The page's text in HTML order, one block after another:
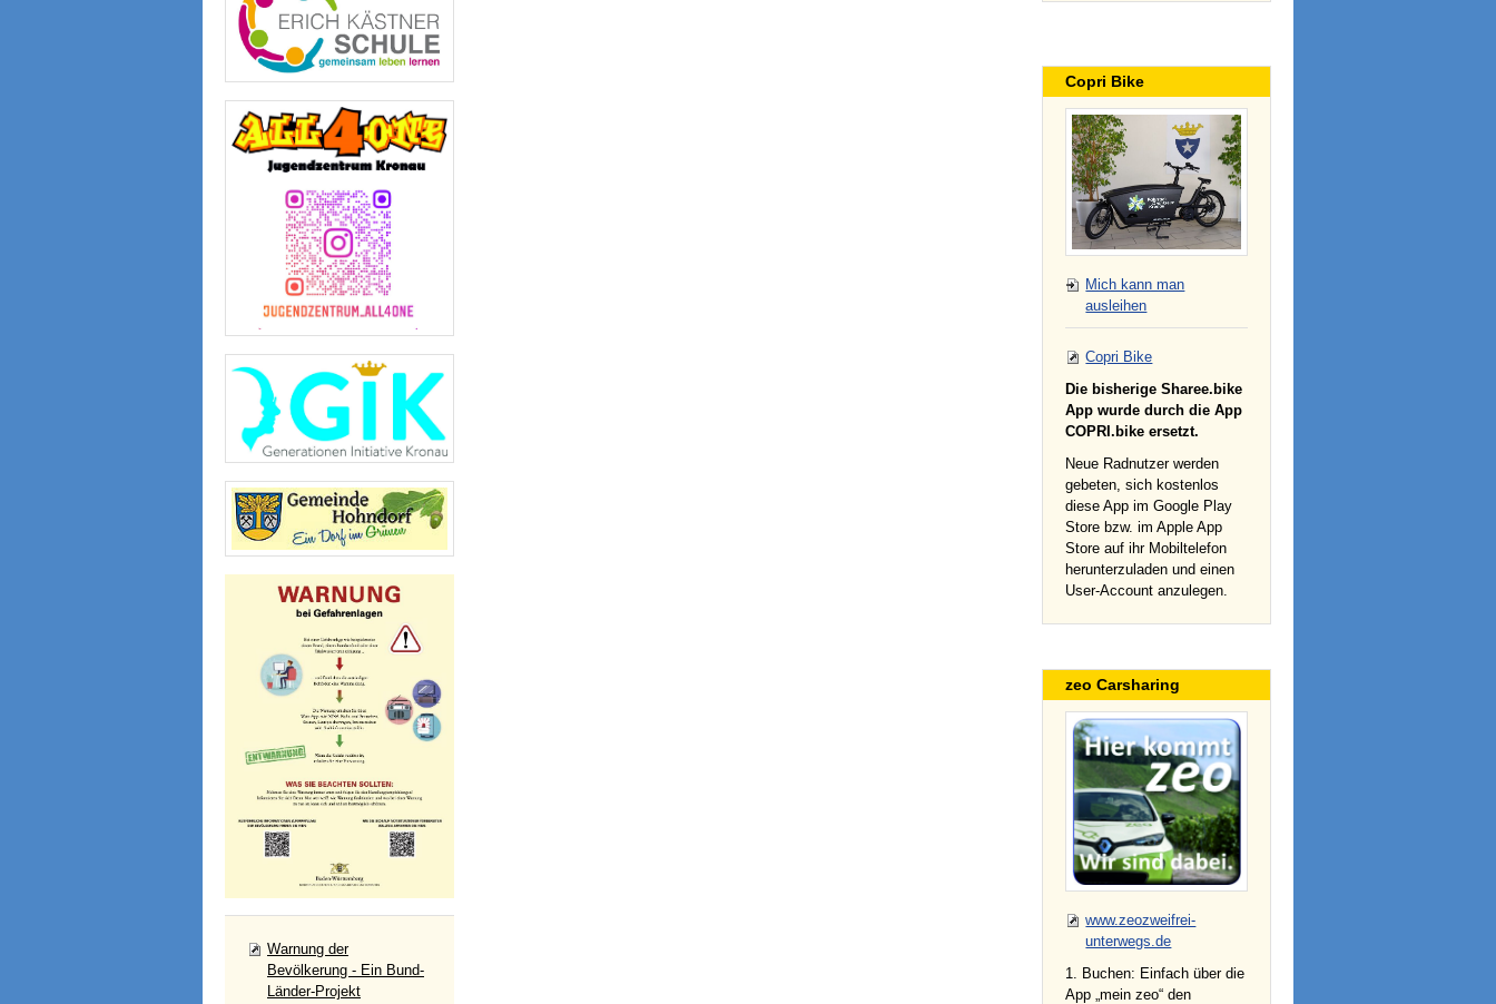
Warnung der
Bevölkerung - Ein Bund-
Länder-Projekt
Copri Bike
Mich kann man
ausleihen
Copri Bike
Die bisherige Sharee.bike
App wurde durch die App
COPRI.bike ersetzt.
Neue Radnutzer werden
gebeten, sich kostenlos
diese App im Google Play
Store bzw. im Apple App
Store auf ihr Mobiltelefon
herunterzuladen und einen
User-Account anzulegen.
zeo Carsharing
www.zeozweifrei-
unterwegs.de
1. Buchen: Einfach über die
App „mein zeo“ den